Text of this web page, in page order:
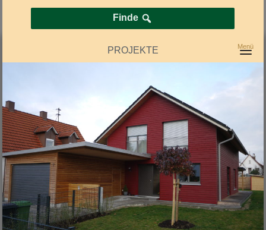
Finde
PROJEKTE
Unsere Projekte
2026
Haus am Ende der Rosengasse
Anbau Michl
Anbau Handfest